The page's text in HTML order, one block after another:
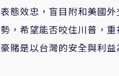
態效忠，盲目附和美國
，希望能否咬住川普，
賭是以台灣的安全與利益